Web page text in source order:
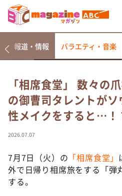
なるみ・岡村の過ぎるTV
相席食堂
これ余談なんですけど・・・
て真剣です
探偵！ナイトスクープ
報道・情報 バラエティ・音楽
「相席食堂」 数々の
の御曹司タレントが
性メイクをすると…！
2026.07.07
7月7日（火）の 「相席食堂」
外で日帰り相席旅をする「弾
する。